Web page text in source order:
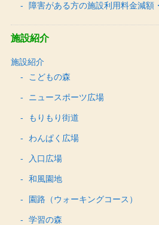
障害がある方の施設利用料金減額
施設紹介
施設紹介
こどもの森
ニュースポーツ広場
もりもり街道
わんぱく広場
入口広場
和風園地
園路（ウォーキングコース）
学習の森